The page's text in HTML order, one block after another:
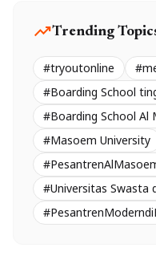
trending_upTrending
#tryoutonline
#Boarding School
#Boarding School Al
#Masoem University
#Universitas Swasta